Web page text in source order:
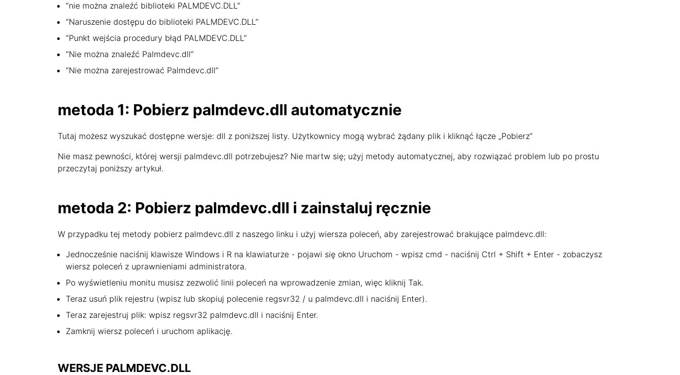
“nie można znaleźć biblioteki PALMDEVC.DLL“
“Naruszenie dostępu do biblioteki PALMDEVC.DLL“
“Punkt wejścia procedury błąd PALMDEVC.DLL”
“Nie można znaleźć Palmdevc.dll“
“Nie można zarejestrować Palmdevc.dll“
metoda 1: Pobierz palmdevc.dll automatycznie
Tutaj możesz wyszukać dostępne wersje: dll z poniższej listy. Użytkownicy mogą wybrać żądany plik i kliknąć łącze „Pobierz”
Nie masz pewności, której wersji palmdevc.dll potrzebujesz? Nie martw się; użyj metody automatycznej, aby rozwiązać problem lub po prostu
przeczytaj poniższy artykuł.
metoda 2: Pobierz palmdevc.dll i zainstaluj ręcznie
W przypadku tej metody pobierz palmdevc.dll z naszego linku i użyj wiersza poleceń, aby zarejestrować brakujące palmdevc.dll:
Jednocześnie naciśnij klawisze Windows i R na klawiaturze - pojawi się okno Uruchom - wpisz cmd - naciśnij Ctrl + Shift + Enter - zobaczysz
wiersz poleceń z uprawnieniami administratora.
Po wyświetleniu monitu musisz zezwolić linii poleceń na wprowadzenie zmian, więc kliknij Tak.
Teraz usuń plik rejestru (wpisz lub skopiuj polecenie regsvr32 / u palmdevc.dll i naciśnij Enter).
Teraz zarejestruj plik: wpisz regsvr32 palmdevc.dll i naciśnij Enter.
Zamknij wiersz poleceń i uruchom aplikację.
WERSJE PALMDEVC.DLL